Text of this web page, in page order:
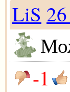
LiS
-1